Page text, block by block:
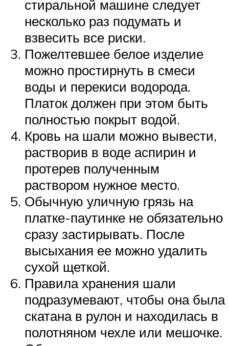
стиральной машине следует
несколько раз подумать и
взвесить все риски.
Пожелтевшее белое изделие
можно простирнуть в смеси
воды и перекиси водорода.
Платок должен при этом быть
полностью покрыт водой.
Кровь на шали можно вывести,
растворив в воде аспирин и
протерев полученным
раствором нужное место.
Обычную уличную грязь на
платке-паутинке не обязательно
сразу застирывать. После
высыхания ее можно удалить
сухой щеткой.
Правила хранения шали
подразумевают, чтобы она была
скатана в рулон и находилась в
полотняном чехле или мешочке.